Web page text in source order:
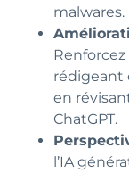
malwares.
rédigeant
en
ChatGPT.
l’IA